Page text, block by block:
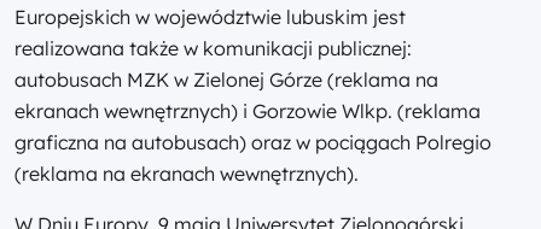
Europejskich w województwie lubuskim jest
realizowana także w komunikacji publicznej:
autobusach MZK w Zielonej Górze (reklama na
ekranach wewnętrznych) i Gorzowie Wlkp. (reklama
graficzna na autobusach) oraz w pociągach Polregio
(reklama na ekranach wewnętrznych).